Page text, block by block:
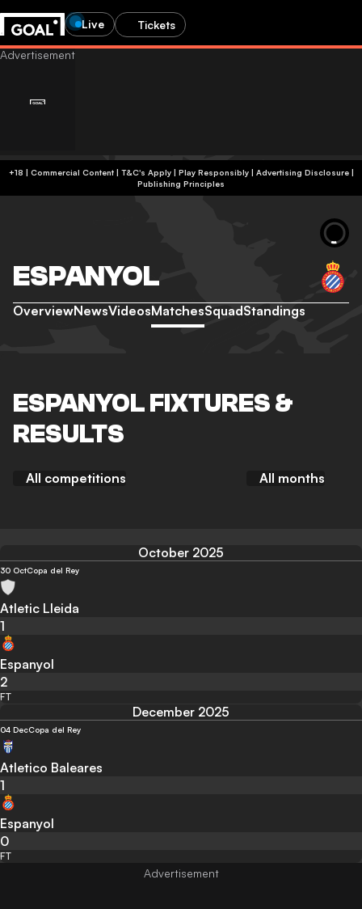
Live Tickets
+18 | Commercial Content | T&C's Apply | Play Responsibly| Advertising Disclosure|
Publishing Principles
ESPANYOL
OverviewNewsVideosMatchesSquadStandings
ESPANYOL FIXTURES &
RESULTS
All competitions All months
October 2025
30 OctCopa del Rey
Atletic Lleida
1
Espanyol
2
FT
December 2025
04 DecCopa del Rey
Atletico Baleares
1
Espanyol
0
FT